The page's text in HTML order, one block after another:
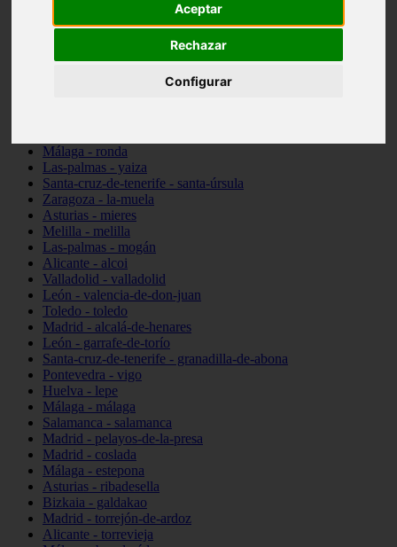
Aceptar
Rechazar
Configurar
Toledo - seseña
Cantabria - val-de-san-vicente
Málaga - ronda
Las-palmas - yaiza
Santa-cruz-de-tenerife - santa-úrsula
Zaragoza - la-muela
Asturias - mieres
Melilla - melilla
Las-palmas - mogán
Alicante - alcoi
Valladolid - valladolid
León - valencia-de-don-juan
Toledo - toledo
Madrid - alcalá-de-henares
León - garrafe-de-torío
Santa-cruz-de-tenerife - granadilla-de-abona
Pontevedra - vigo
Huelva - lepe
Málaga - málaga
Salamanca - salamanca
Madrid - pelayos-de-la-presa
Madrid - coslada
Málaga - estepona
Asturias - ribadesella
Bizkaia - galdakao
Madrid - torrejón-de-ardoz
Alicante - torrevieja